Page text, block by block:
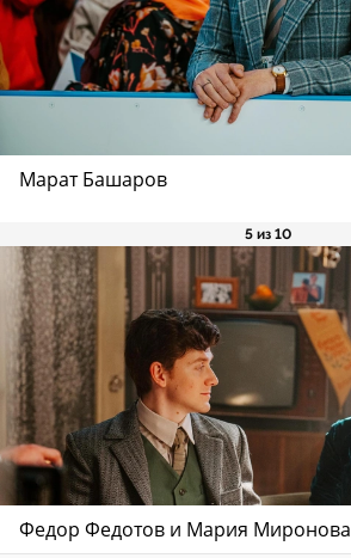
Марат Башаров
5 из 10
Федор Федотов и Мария Миронова